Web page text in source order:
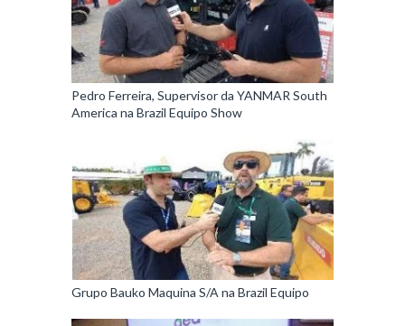
Pedro Ferreira, Supervisor da YANMAR South
America na Brazil Equipo Show
Grupo Bauko Maquina S/A na Brazil Equipo